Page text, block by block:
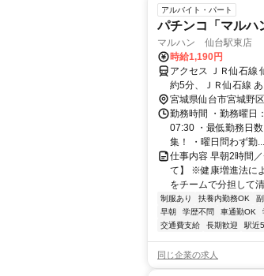
アルバイト・パート
パチンコ「マルハ
マルハン 仙台駅東店
時給1,190円
アクセス ＪＲ仙石線
約5分、ＪＲ仙石線
店（予定）となります
宮城県仙台市宮城野区
勤務時間 ・勤務曜日
07:30 ・最低勤務日
集！ ・曜日問わず勤...
仕事内容 早朝2時間
て】 ※健康増進法に
をチームで分担して
制服あり 扶養内勤務OK
早朝
学歴不問 車通勤OK
交通費支給
長期歓迎 駅近
同じ企業の求人